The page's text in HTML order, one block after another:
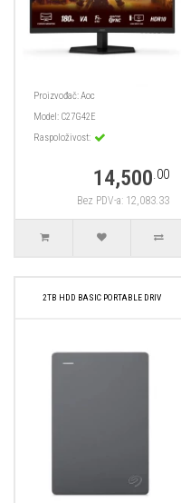
Proizvođač:Aoc
Model: C27G42E
Raspoloživost:
14,500.00
Bez PDV-a: 12,083.33
2TB HDD BASIC PORTABLE DRIV